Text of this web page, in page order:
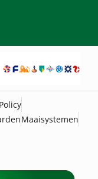
Maaisystemen